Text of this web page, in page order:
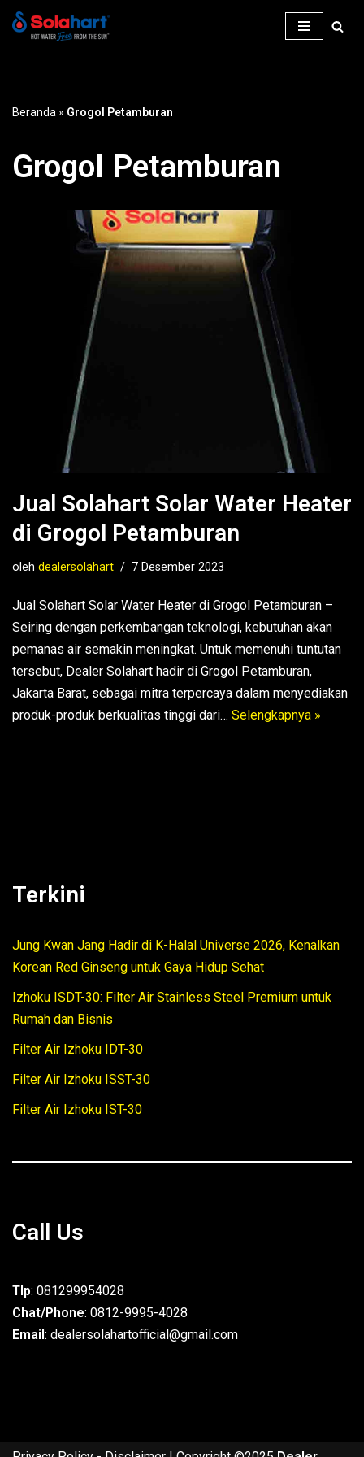
Beranda » Grogol Petamburan
Grogol Petamburan
Jual Solahart Solar Water Heater
di Grogol Petamburan
oleh dealersolahart 7 Desember 2023
Jual Solahart Solar Water Heater di Grogol Petamburan –
Seiring dengan perkembangan teknologi, kebutuhan akan
pemanas air semakin meningkat. Untuk memenuhi tuntutan
tersebut, Dealer Solahart hadir di Grogol Petamburan,
Jakarta Barat, sebagai mitra terpercaya dalam menyediakan
produk-produk berkualitas tinggi dari… Selengkapnya »
Terkini
Jung Kwan Jang Hadir di K-Halal Universe 2026, Kenalkan
Korean Red Ginseng untuk Gaya Hidup Sehat
Izhoku ISDT-30: Filter Air Stainless Steel Premium untuk
Rumah dan Bisnis
Filter Air Izhoku IDT-30
Filter Air Izhoku ISST-30
Filter Air Izhoku IST-30
Call Us
Tlp: 081299954028
Chat/Phone: 0812-9995-4028
Email: dealersolahartofficial@gmail.com